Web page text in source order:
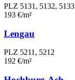
PLZ 5131, 5132, 5133
193 €/m²
Lengau
PLZ 5211, 5212
192 €/m²